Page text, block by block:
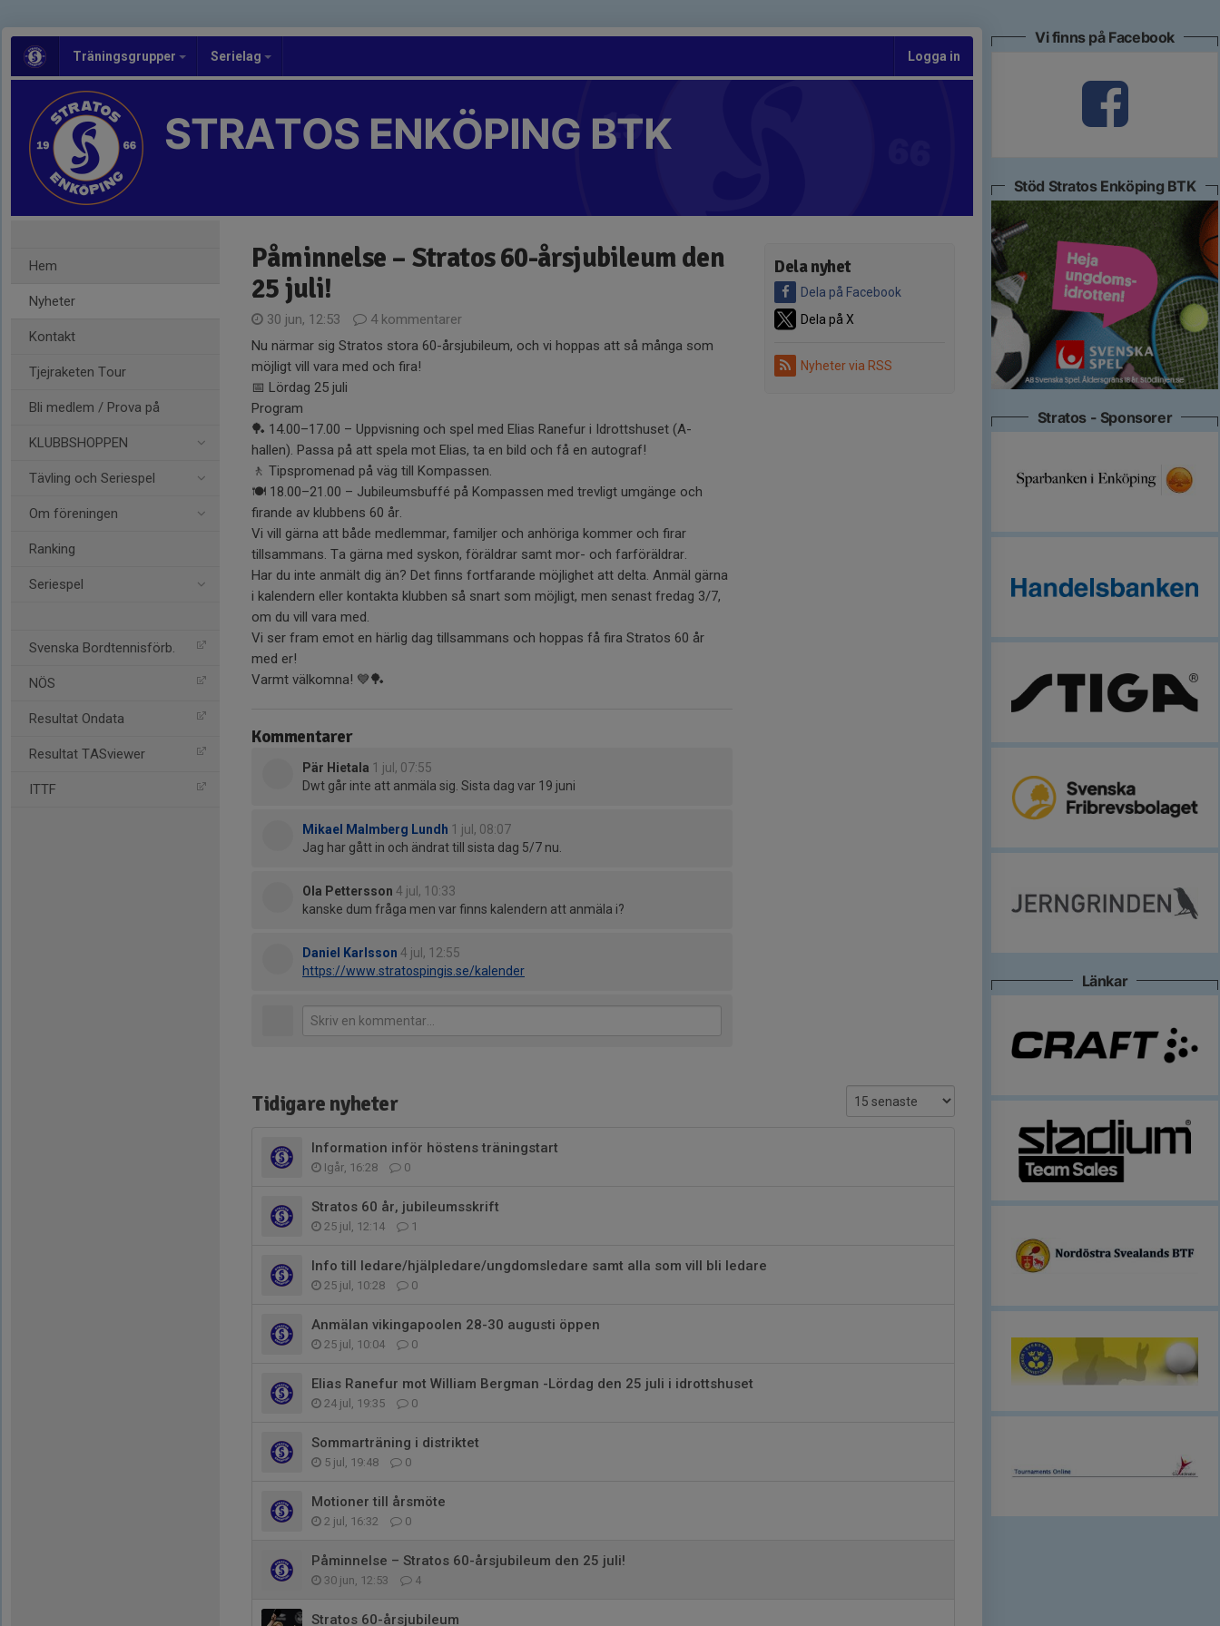
Träningsgrupper Serielag Logga in
STRATOS ENKÖPING BTK
Hem
Nyheter
Kontakt
Tjejraketen Tour
Bli medlem / Prova på
KLUBBSHOPPEN
Tävling och Seriespel
Om föreningen
Ranking
Seriespel
Svenska Bordtennisförb.
NÖS
Resultat Ondata
Resultat TASviewer
ITTF
Dela nyhet
Dela på Facebook
Dela på X
Nyheter via RSS
Påminnelse – Stratos 60-årsjubileum den
25 juli!
30 jun, 12:53
4 kommentarer
Nu närmar sig Stratos stora 60-årsjubileum, och vi hoppas att så många som
möjligt vill vara med och fira!
📅 Lördag 25 juli
Program
🏓 14.00–17.00 – Uppvisning och spel med Elias Ranefur i Idrottshuset (A-
hallen). Passa på att spela mot Elias, ta en bild och få en autograf!
🚶 Tipspromenad på väg till Kompassen.
🍽️ 18.00–21.00 – Jubileumsbuffé på Kompassen med trevligt umgänge och
firande av klubbens 60 år.
Vi vill gärna att både medlemmar, familjer och anhöriga kommer och firar
tillsammans. Ta gärna med syskon, föräldrar samt mor- och farföräldrar.
Har du inte anmält dig än? Det finns fortfarande möjlighet att delta. Anmäl gärna
i kalendern eller kontakta klubben så snart som möjligt, men senast fredag 3/7,
om du vill vara med.
Vi ser fram emot en härlig dag tillsammans och hoppas få fira Stratos 60 år
med er!
Varmt välkomna! 💙🏓
Kommentarer
Pär Hietala 1 jul, 07:55
Dwt går inte att anmäla sig. Sista dag var 19 juni
Mikael Malmberg Lundh 1 jul, 08:07
Jag har gått in och ändrat till sista dag 5/7 nu.
Ola Pettersson 4 jul, 10:33
kanske dum fråga men var finns kalendern att anmäla i?
Daniel Karlsson 4 jul, 12:55
https://www.stratospingis.se/kalender
Tidigare nyheter
Information inför höstens träningstart
Igår, 16:28 0
Stratos 60 år, jubileumsskrift
25 jul, 12:14 1
Info till ledare/hjälpledare/ungdomsledare samt alla som vill bli ledare
25 jul, 10:28 0
Anmälan vikingapoolen 28-30 augusti öppen
25 jul, 10:04 0
Elias Ranefur mot William Bergman -Lördag den 25 juli i idrottshuset
24 jul, 19:35 0
Sommarträning i distriktet
5 jul, 19:48 0
Motioner till årsmöte
2 jul, 16:32 0
Påminnelse – Stratos 60-årsjubileum den 25 juli!
30 jun, 12:53 4
Stratos 60-årsjubileum
Vi finns på Facebook
Stöd Stratos Enköping BTK
Stratos - Sponsorer
Länkar